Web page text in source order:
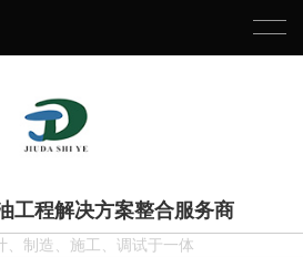
工程解决方案整合服务商
、制造、施工、调试于一体